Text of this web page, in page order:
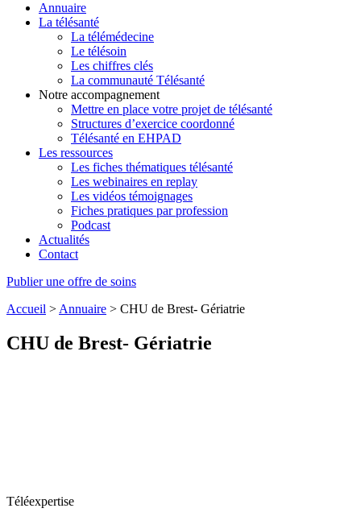
Annuaire
La télésanté
La télémédecine
Le télésoin
Les chiffres clés
La communauté Télésanté
Notre accompagnement
Mettre en place votre projet de télésanté
Structures d’exercice coordonné
Télésanté en EHPAD
Les ressources
Les fiches thématiques télésanté
Les webinaires en replay
Les vidéos témoignages
Fiches pratiques par profession
Podcast
Actualités
Contact
Publier une offre de soins
Accueil > Annuaire > CHU de Brest- Gériatrie
CHU de Brest- Gériatrie
Téléexpertise